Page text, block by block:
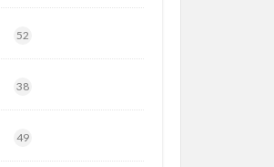
52
38
49